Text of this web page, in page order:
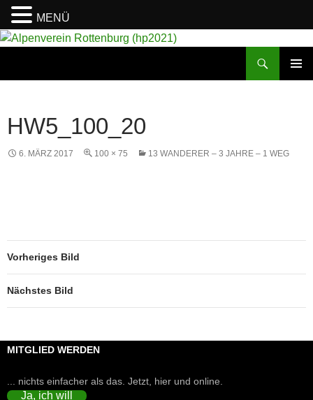
HW5_100_20
6. MÄRZ 2017 100 × 75 13 WANDERER – 3 JAHRE – 1 WEG
Vorheriges Bild
Nächstes Bild
MITGLIED WERDEN
... nichts einfacher als das. Jetzt, hier und online.
Ja, ich will
MENÜ